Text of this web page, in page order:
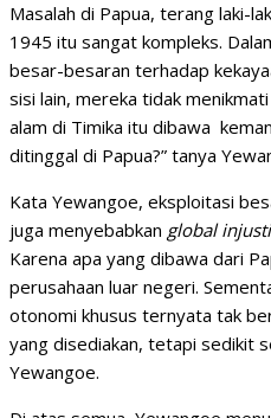
Masalah di Papua, terang laki-
1945 itu sangat kompleks.
besar-besaran terhadap
sisi lain, mereka tidak
alam di Timika itu dibawa
ditinggal di Papua?” tanya
Kata Yewangoe, eksploitasi
juga menyebabkan global
Karena apa yang dibawa dari
perusahaan luar negeri.
otonomi khusus ternyata tak
yang disediakan, tetapi sedikit
Yewangoe.